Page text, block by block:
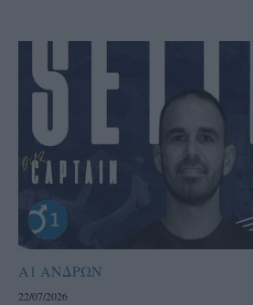
Α1 ΑΝΔΡΩΝ
22/07/2026